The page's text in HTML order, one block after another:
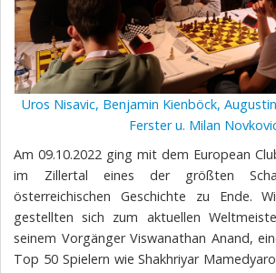
Uros Nisavic, Benjamin Kienböck,
Ferster u. Milan
Am 09.10.2022 ging mit dem European
im Zillertal eines der größten
österreichischen Geschichte zu Ende.
gestellten sich zum aktuellen
seinem Vorgänger Viswanathan Anand,
Top 50 Spielern wie Shakhriyar